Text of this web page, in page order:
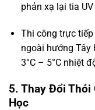
phản xạ lại tia
Thi công trực
ngoài hướng
3°C – 5°C nhiệt
5. Thay Đổi Thói
Học